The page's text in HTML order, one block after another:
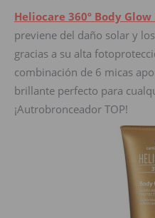
Heliocare 360º Body
previene del daño solar y
gracias a su alta
combinación de 6 micas
brillante perfecto para
¡Autrobronceador TOP!